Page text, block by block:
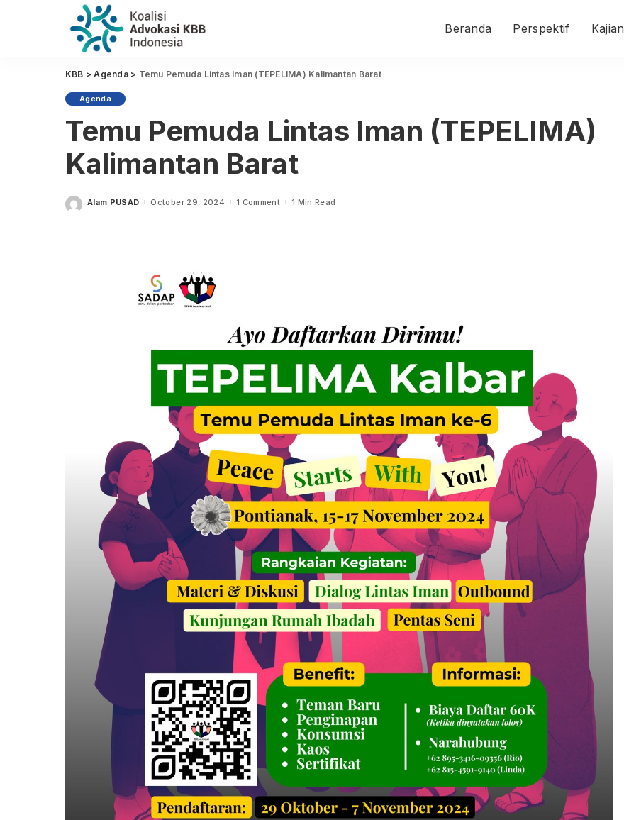
Beranda Perspektif Kajian
KBB >Agenda> Temu Pemuda Lintas Iman (TEPELIMA) Kalimantan Barat
Agenda
Temu Pemuda Lintas Iman (TEPELIMA)
Kalimantan Barat
Posted
Alam PUSAD October 29, 2024 1 Comment 1 Min Read